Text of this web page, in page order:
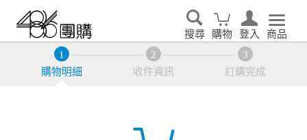
搜尋 購物 登入 商品
購物明細 收件資訊 訂購完成